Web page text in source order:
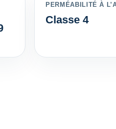
PERMÉABILITÉ À
Classe 4